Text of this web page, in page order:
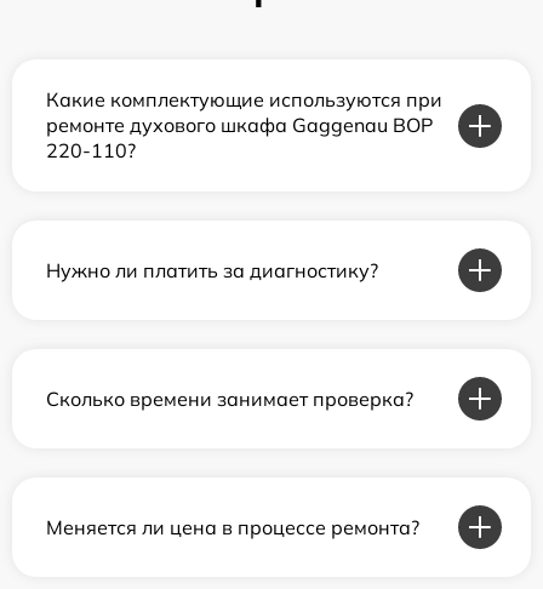
Какие комплектующие используются при
ремонте духового шкафа Gaggenau BOP
220-110?
Нужно ли платить за диагностику?
Сколько времени занимает проверка?
Меняется ли цена в процессе ремонта?